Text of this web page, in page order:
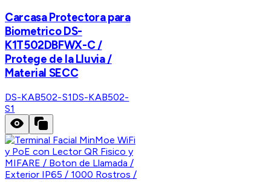
Carcasa Protectora para
Biometrico DS-
K1T502DBFWX-C /
Protege de la Lluvia /
Material SECC
DS-KAB502-S1DS-KAB502-
S1